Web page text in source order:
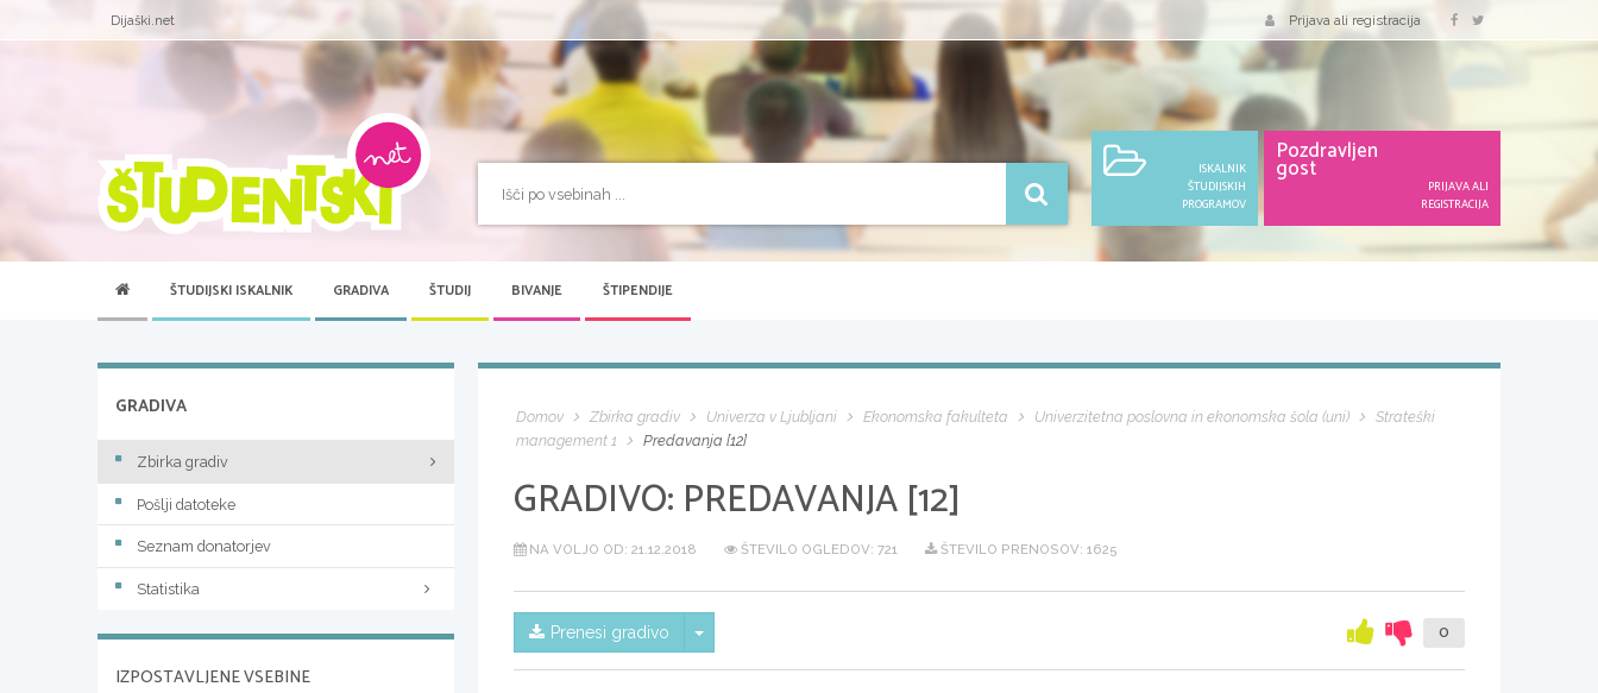
Dijaški.net Prijava ali registracija
ISKALNIK
ŠTUDIJSKIH
PROGRAMOV
Pozdravljen
gost
PRIJAVA ALI
REGISTRACIJA
ŠTUDIJSKI ISKALNIK GRADIVA ŠTUDIJ BIVANJE ŠTIPENDIJE
Domov Zbirka gradiv Univerza v Ljubljani Ekonomska fakulteta Univerzitetna poslovna in ekonomska šola (uni)
Strateški
management 1
Predavanja [12]
GRADIVO: PREDAVANJA [12]
NA VOLJO OD: 21.12.2018 ŠTEVILO OGLEDOV: 721 ŠTEVILO PRENOSOV: 1625
Prenesi gradivo Skrij/prikaži meni 0
GRADIVA
Zbirka gradiv
Pošlji datoteke
Seznam donatorjev
Statistika
IZPOSTAVLJENE VSEBINE